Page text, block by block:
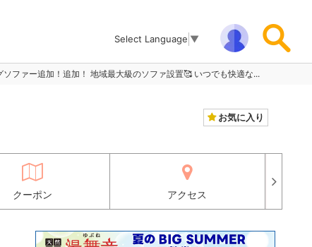
Select Language ▼
ソファー追加！追加！ 地域最大級のソファ設置🥰 いつでも快適な...
お気に入り
クーポン アクセス